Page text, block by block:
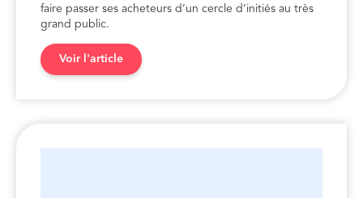
faire passer ses acheteurs d’un cercle d’initiés au très
grand public.
Voir l'article